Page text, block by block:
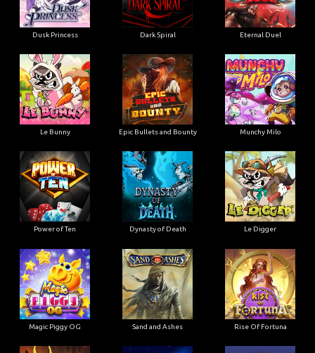
Dusk Princess Dark Spiral Eternal Duel
Le Bunny Epic Bullets and Bounty Munchy Milo
Power of Ten Dynasty of Death Le Digger
Magic Piggy OG Sand and Ashes Rise Of Fortuna